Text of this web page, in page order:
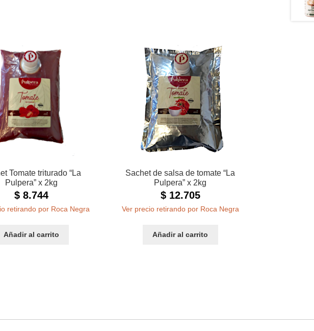
Tomate triturado “La
Pulpera” x 2kg
$8.744
retirando por Roca Negra
Añadir al carrito
Sachet de salsa de tomate “La
Pulpera” x 2kg
$12.705
Ver precio retirando por Roca Negra
Añadir al carrito